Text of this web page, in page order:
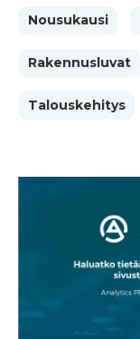
Nousukausi
Rakennusluvat
Talouskehitys